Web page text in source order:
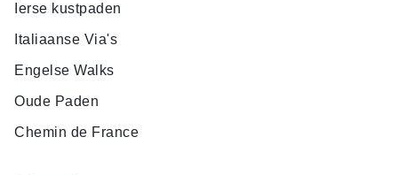
Ierse kustpaden
Italiaanse Via's
Engelse Walks
Oude Paden
Chemin de France